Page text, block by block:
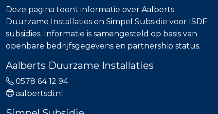
Deze pagina toont informatie over Aalberts
Duurzame Installaties en Simpel Subsidie voor ISDE
subsidies. Informatie is samengesteld op basis van
openbare bedrijfsgegevens en partnership status.
Aalberts Duurzame Installaties
0578 64 12 94
aalbertsdi.nl